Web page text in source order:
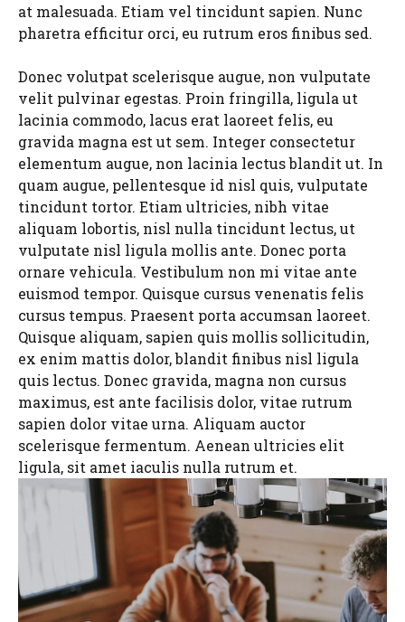
at malesuada. Etiam vel tincidunt sapien. Nunc
pharetra efficitur orci, eu rutrum eros finibus sed.
Donec volutpat scelerisque augue, non vulputate
velit pulvinar egestas. Proin fringilla, ligula ut
lacinia commodo, lacus erat laoreet felis, eu
gravida magna est ut sem. Integer consectetur
elementum augue, non lacinia lectus blandit ut. In
quam augue, pellentesque id nisl quis, vulputate
tincidunt tortor. Etiam ultricies, nibh vitae
aliquam lobortis, nisl nulla tincidunt lectus, ut
vulputate nisl ligula mollis ante. Donec porta
ornare vehicula. Vestibulum non mi vitae ante
euismod tempor. Quisque cursus venenatis felis
cursus tempus. Praesent porta accumsan laoreet.
Quisque aliquam, sapien quis mollis sollicitudin,
ex enim mattis dolor, blandit finibus nisl ligula
quis lectus. Donec gravida, magna non cursus
maximus, est ante facilisis dolor, vitae rutrum
sapien dolor vitae urna. Aliquam auctor
scelerisque fermentum. Aenean ultricies elit
ligula, sit amet iaculis nulla rutrum et.